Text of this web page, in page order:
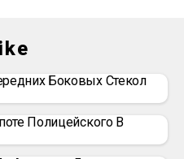
Боковых Стекол
Полицейского В